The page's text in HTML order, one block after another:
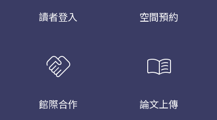
讀者登入 空間預約
handshake
館際合作
menu_book
論文上傳